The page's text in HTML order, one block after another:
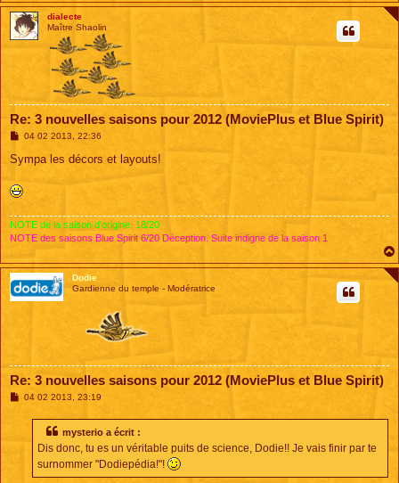
dialecte
Maître Shaolin
Re: 3 nouvelles saisons pour 2012 (MoviePlus et Blue Spirit)
M
s
s
g
e
04 02 2013, 22:36
Sympa les décors et layouts!
NOTE de la saison d'origine: 18/20
NOTE des saisons Blue Spirit 6/20 Déception. Suite indigne de la saison 1
Dodie
Gardienne du temple - Modératrice
Re: 3 nouvelles saisons pour 2012 (MoviePlus et Blue Spirit)
M04 02 2013, 23:19
mysterio a écrit :
Dis donc, tu es un véritable puits de science, Dodie!! Je vais finir par te
surnommer "Dodiepédia!"!